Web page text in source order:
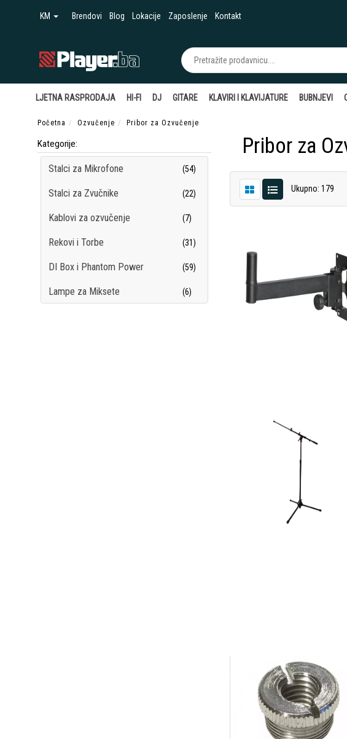
KM Brendovi Blog Lokacije Zaposlenje Kontakt
LJETNA RASPRODAJA HI-FI DJ GITARE KLAVIRI I KLAVIJATURE BUBNJEVI
Početna Ozvučenje Pribor za Ozvučenje
Kategorije:
Stalci za Mikrofone (54)
Stalci za Zvučnike (22)
Kablovi za ozvučenje (7)
Rekovi i Torbe (31)
DI Box i Phantom Power (59)
Lampe za Miksete (6)
Pribor za
Ukupno: 179